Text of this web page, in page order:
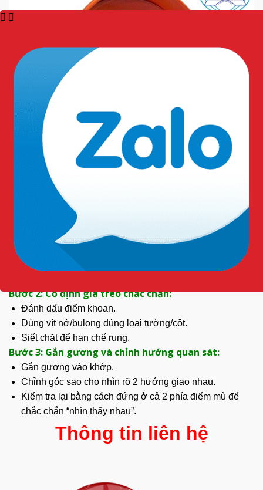
Hướng dẫn lắp đặt gương:
Bước 1: Chọn vị trí và chiều cao lắp:
vị trínhìn “cắt” được điểm mù.
Chiều cao phải phù hợp người quan sát chính (xe máy/
Bước 2: Cố định giá treo chắc chắn:
Đánh dấu điểm khoan.
Dùng vít nở/bulong đúng loại tường/cột.
Siết chặt để hạn chế rung.
Bước 3: Gắn gương và chỉnh hướng quan sát:
Gắn gương vào khớp.
Chỉnh góc sao cho nhìn rõ 2 hướng giao nhau.
Kiểm tra lại bằng cách đứng ở cả 2 phía điểm mù để
chắc chắn “nhìn thấy nhau”.
Thông tin liên hệ